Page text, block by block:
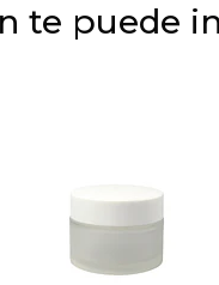
te puede